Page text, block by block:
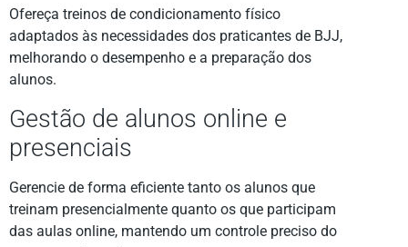
Ofereça treinos de condicionamento físico
adaptados às necessidades dos praticantes de BJJ,
melhorando o desempenho e a preparação dos
alunos.
Gestão de alunos online e
presenciais
Gerencie de forma eficiente tanto os alunos que
treinam presencialmente quanto os que participam
das aulas online, mantendo um controle preciso do